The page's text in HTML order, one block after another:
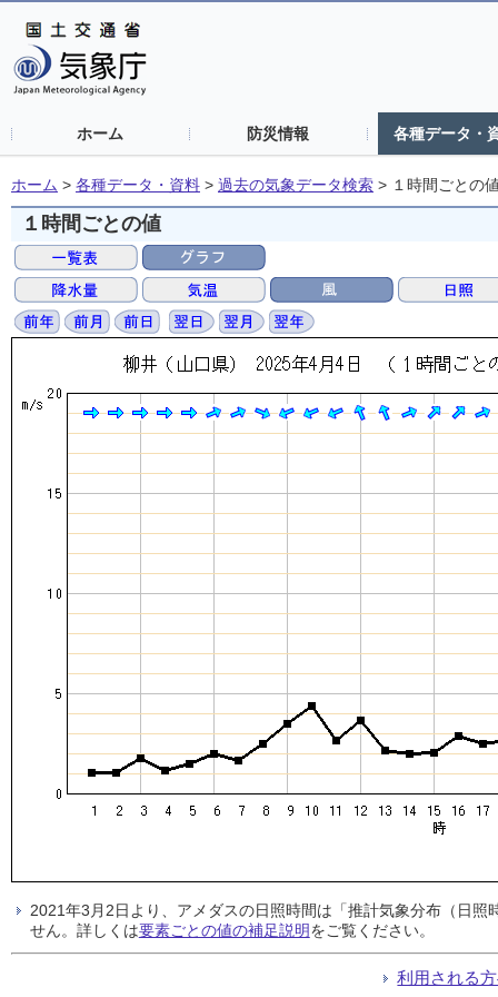
ホーム 防災情報 各種データ・
ホーム > 各種データ・資料 > 過去の気象データ検索 > １時間ごとの
１時間ごとの値
2021年3月2日より、アメダスの日照時間は「推計気象分布（日
せん。詳しくは要素ごとの値の補足説明をご覧ください。
利用される